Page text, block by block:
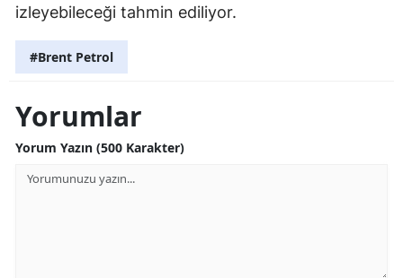
izleyebileceği tahmin ediliyor.
#Brent Petrol
Yorumlar
Yorum Yazın (500 Karakter)